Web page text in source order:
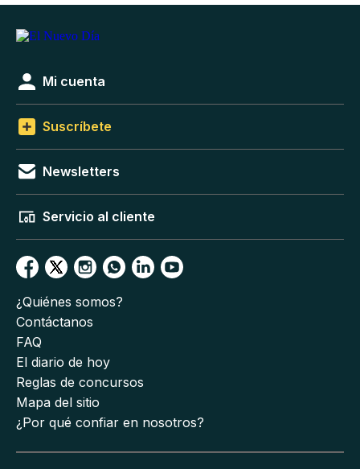
Mi cuenta
Suscríbete
Newsletters
Servicio al cliente
¿Quiénes somos?
Contáctanos
FAQ
El diario de hoy
Reglas de concursos
Mapa del sitio
¿Por qué confiar en nosotros?